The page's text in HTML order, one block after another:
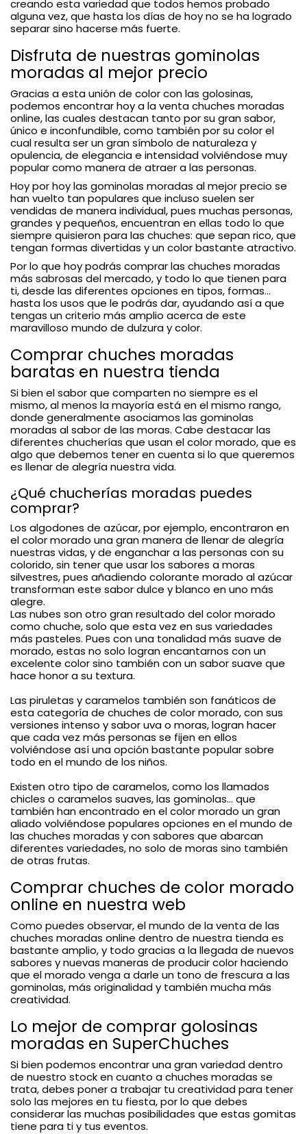
creando esta variedad que todos hemos probado
alguna vez, que hasta los días de hoy no se ha logrado
separar sino hacerse más fuerte.
Disfruta de nuestras gominolas
moradas al mejor precio
Gracias a esta unión de color con las golosinas,
podemos encontrar hoy a la venta chuches moradas
online, las cuales destacan tanto por su gran sabor,
único e inconfundible, como también por su color el
cual resulta ser un gran símbolo de naturaleza y
opulencia, de elegancia e intensidad volviéndose muy
popular como manera de atraer a las personas.
Hoy por hoy las gominolas moradas al mejor precio se
han vuelto tan populares que incluso suelen ser
vendidas de manera individual, pues muchas personas,
grandes y pequeños, encuentran en ellas todo lo que
siempre quisieron para las chuches: que sepan rico, que
tengan formas divertidas y un color bastante atractivo.
Por lo que hoy podrás comprar las chuches moradas
más sabrosas del mercado, y todo lo que tienen para
ti, desde las diferentes opciones en tipos, formas...
hasta los usos que le podrás dar, ayudando así a que
tengas un criterio más amplio acerca de este
maravilloso mundo de dulzura y color.
Comprar chuches moradas
baratas en nuestra tienda
Si bien el sabor que comparten no siempre es el
mismo, al menos la mayoría está en el mismo rango,
donde generalmente asociamos las gominolas
moradas al sabor de las moras. Cabe destacar las
diferentes chucherías que usan el color morado, que es
algo que debemos tener en cuenta si lo que queremos
es llenar de alegría nuestra vida.
¿Qué chucherías moradas puedes
comprar?
Los algodones de azúcar, por ejemplo, encontraron en
el color morado una gran manera de llenar de alegría
nuestras vidas, y de enganchar a las personas con su
colorido, sin tener que usar los sabores a moras
silvestres, pues añadiendo colorante morado al azúcar
transforman este sabor dulce y blanco en uno más
alegre.
Las nubes son otro gran resultado del color morado
como chuche, solo que esta vez en sus variedades
más pasteles. Pues con una tonalidad más suave de
morado, estas no solo logran encantarnos con un
excelente color sino también con un sabor suave que
hace honor a su textura.
Las piruletas y caramelos también son fanáticos de
esta categoría de chuches de color morado, con sus
versiones intenso y sabor uva o moras, logran hacer
que cada vez más personas se fijen en ellos
volviéndose así una opción bastante popular sobre
todo en el mundo de los niños.
Existen otro tipo de caramelos, como los llamados
chicles o caramelos suaves, las gominolas... que
también han encontrado en el color morado un gran
aliado volviéndose populares opciones en el mundo de
las chuches moradas y con sabores que abarcan
diferentes variedades, no solo de moras sino también
de otras frutas.
Comprar chuches de color morado
online en nuestra web
Como puedes observar, el mundo de la venta de las
chuches moradas online dentro de nuestra tienda es
bastante amplio, y todo gracias a la llegada de nuevos
sabores y nuevas maneras de producir color haciendo
que el morado venga a darle un tono de frescura a las
gominolas, más originalidad y también mucha más
creatividad.
Lo mejor de comprar golosinas
moradas en SuperChuches
Si bien podemos encontrar una gran variedad dentro
de nuestro stock en cuanto a chuches moradas se
trata, debes poner a trabajar tu creatividad para tener
solo las mejores en tu fiesta, por lo que debes
considerar las muchas posibilidades que estas gomitas
tiene para ti y tus eventos.